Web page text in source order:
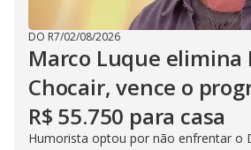
DO R7/02/08/2026
Marco Luque elimina
Chocair, vence o
R$ 55.750 para casa
Humorista optou por não enfrentar o